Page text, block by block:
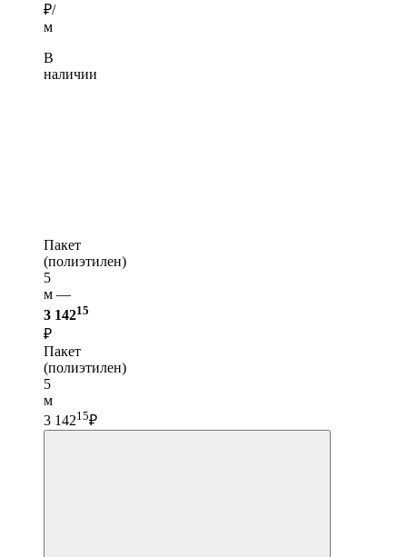
₽/
м
В
наличии
Пакет
(полиэтилен)
5
м —
3 14215
₽
Пакет
(полиэтилен)
5
м
3 14215₽